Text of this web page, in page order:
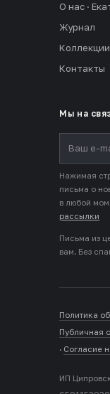
О нас ·
Журнал
Коллекции
Контакты
Мы на
Нажимая
письма о
в любой
рассылки
Письма из
вам. Без
Политика
Публичная
· Согласие
ИП